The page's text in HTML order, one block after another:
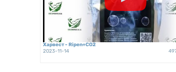
Харвест - Ripen+CO2
2023-11-14